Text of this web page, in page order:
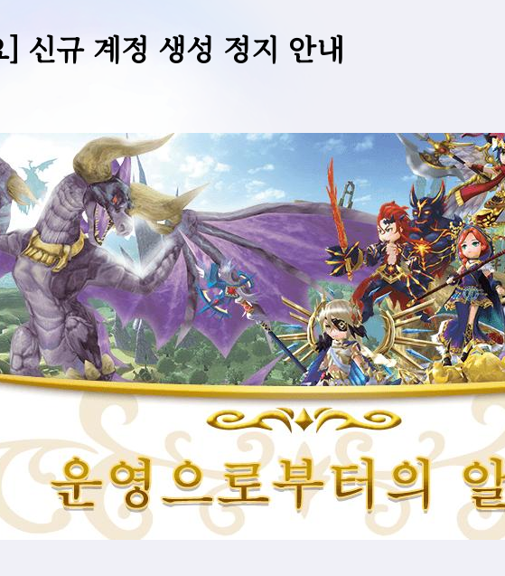
] 신규 계정 생성 정지 안내